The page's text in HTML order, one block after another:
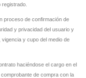
proceso de confirmación de
y privacidad del usuario y
y cupo del medio de
haciéndose el cargo en el
de compra con la